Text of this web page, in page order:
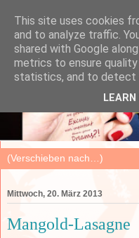
Mittwoch, 20. März 2013
Mangold-Lasagne
This site uses cookies
and to analyze traffic.
shared with Google
metrics to ensure
statistics, and to detect